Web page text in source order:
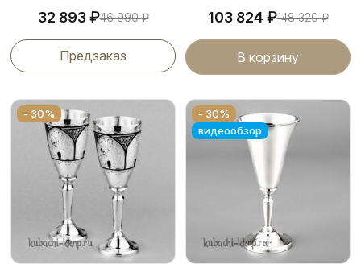
32 893₽46 990₽
Предзаказ
103 824 ₽148 320₽
В корзину
- 30%
- 30%
видеообзор